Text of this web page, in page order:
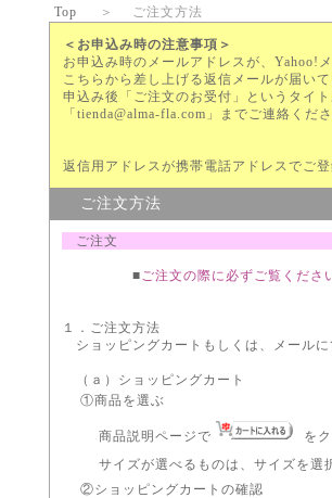
Top ＞ ご注文方法
＜お申込み時の注意事項＞
お申込み時のメールアドレスが、Yahoo!
こちらから差し上げる返信メールが届い
申込み後「ご注文のお受付」というタイ
「tienda@alma-fla.com」までご連絡くださ
返信用アドレスが携帯電話アドレスでご
ご注文方法
ご注文
■ご注文の際に必ずご覧くださ
１．ご注文方法
ショッピングカートもしくは、メールに
（ａ）ショッピングカート
①商品を選ぶ
商品説明ページで
を
サイズが選べるものは、サイズを選
②ショッピングカートの確認